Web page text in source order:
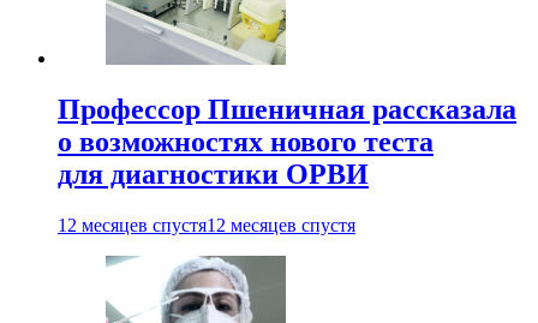
Профессор Пшеничная рассказала
о возможностях нового теста
для диагностики ОРВИ
12 месяцев спустя12 месяцев спустя